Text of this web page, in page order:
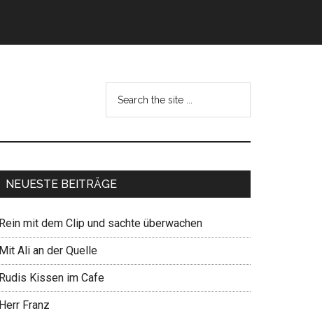
NEUESTE BEITRÄGE
Rein mit dem Clip und sachte überwachen
Mit Ali an der Quelle
Rudis Kissen im Cafe
Herr Franz